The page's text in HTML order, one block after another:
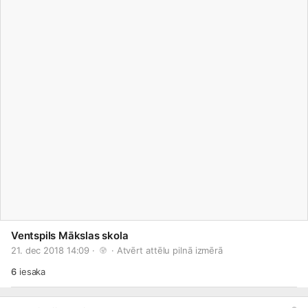
Ventspils Mākslas skola
21. dec 2018 14:09 · · Atvērt attēlu pilnā izmērā
6iesaka